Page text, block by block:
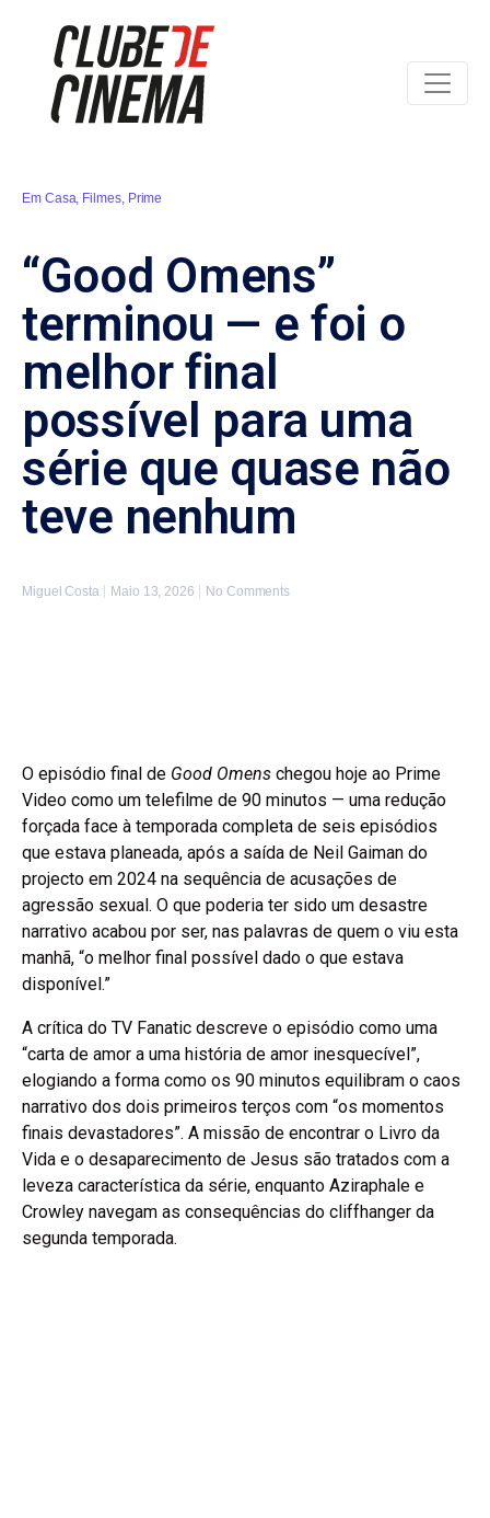
Em Casa Filmes, Prime
“Good Omens”
terminou — e foi o
melhor final
possível para uma
série que quase não
teve nenhum
Miguel Costa Maio 13, 2026 No Comments
O episódio final de Good Omens chegou hoje ao Prime
Video como um telefilme de 90 minutos — uma redução
forçada face à temporada completa de seis episódios
que estava planeada, após a saída de Neil Gaiman do
projecto em 2024 na sequência de acusações de
agressão sexual. O que poderia ter sido um desastre
narrativo acabou por ser, nas palavras de quem o viu esta
manhã, “o melhor final possível dado o que estava
disponível.”
A crítica do TV Fanatic descreve o episódio como uma
“carta de amor a uma história de amor inesquecível”,
elogiando a forma como os 90 minutos equilibram o caos
narrativo dos dois primeiros terços com “os momentos
finais devastadores”. A missão de encontrar o Livro da
Vida e o desaparecimento de Jesus são tratados com a
leveza característica da série, enquanto Aziraphale e
Crowley navegam as consequências do cliffhanger da
segunda temporada.